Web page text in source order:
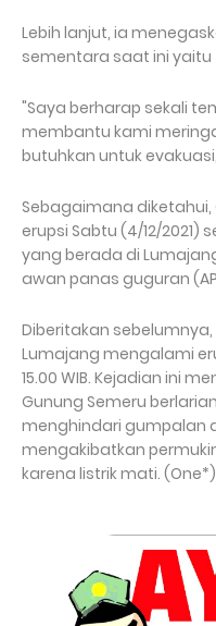
Lebih lanjut, ia
sementara saat ini
"Saya berharap sekali
membantu kami
butuhkan untuk
Sebagaimana
erupsi Sabtu (4/12/2021)
yang berada di
awan panas guguran
Diberitakan
Lumajang mengalami
15.00 WIB. Kejadian ini
Gunung Semeru
menghindari gumpalan
mengakibatkan
karena listrik mati. (One*)